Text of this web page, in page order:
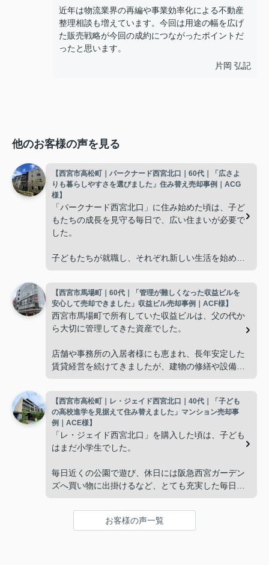
近年は物流業界の再編や事業効率化による不動産
整理相談も増えています。今回は用途の幅を広げ
た販売戦略が今回の成約につながったポイントだ
ったと思います。
片岡 弘記
他のお客様の声を見る
【西宮市高松町｜パークナード西宮北口｜60代｜「広さよ
りも暮らしやすさを選びました」住み替え売却事例｜ACG
様】
「パークナード西宮北口」に住み始めた頃は、子ど
もたちの成長を見守る毎日で、広い住まいが必要で
した。
子どもたちが就職し、それぞれ新しい生活を始める
使わない部屋が増え、
「今の私たちには少し広すぎるね。」
掃除や管理の負担も考え、夫婦二人にちょうど良い
インフィニティエステートさんへ相談すると、「パ
ークナード西宮北口」の査定だけでなく、住み替え
先とのスケジュールや資金計画まで丁寧にサポート
してくださいました。
販売活動では、西宮北口駅へのアクセス、阪急西宮
ガーデンズ、医療機関や買い物施設など、将来も安
した。
【西宮市馬場町｜60代｜「管理が難しくなった収益ビルを
安心して売却できました」収益ビル売却事例｜ACF様】
西宮市馬場町で所有していた収益ビルは、父の代か
ら大切に管理してきた資産でした。
店舗や事務所の入居者様にも恵まれ、長年安定した
賃貸経営を続けてきましたが、建物の修繕や設備更
子どもたちはそれぞれ別の仕事に就いており、
「将来、このビルの管理を任せるのは難しいかもし
れない。」
と家族で話し合うようになりました。
インフィニティエステートさんへ相談すると、収益
投資家向けの販売方法をご提案いただきました。
【西宮市高松町｜レ・ジェイド西宮北口｜40代｜「子ども
の高校進学を見据えて住み替えました」マンション売却事
例｜ACE様】
「レ・ジェイド西宮北口」を購入した頃は、子ども
はまだ小学生でした。
毎日近くの公園で遊び、休日には阪急西宮ガーデン
ズへ買い物に出掛けるなど、とても充実した毎日を
年月が経ち、子どもが高校進学を意識する年齢にな
お客様の声一覧